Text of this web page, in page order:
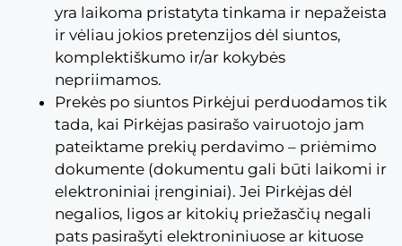
yra laikoma pristatyta tinkama ir nepažeista
ir vėliau jokios pretenzijos dėl siuntos,
komplektiškumo ir/ar kokybės
nepriimamos.
Prekės po siuntos Pirkėjui perduodamos tik
tada, kai Pirkėjas pasirašo vairuotojo jam
pateiktame prekių perdavimo – priėmimo
dokumente (dokumentu gali būti laikomi ir
elektroniniai įrenginiai). Jei Pirkėjas dėl
negalios, ligos ar kitokių priežasčių negali
pats pasirašyti elektroniniuose ar kituose